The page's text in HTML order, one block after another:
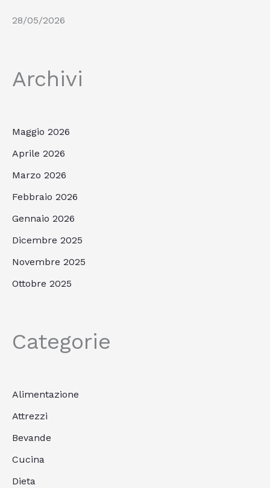
28/05/2026
Archivi
Maggio 2026
Aprile 2026
Marzo 2026
Febbraio 2026
Gennaio 2026
Dicembre 2025
Novembre 2025
Ottobre 2025
Categorie
Alimentazione
Attrezzi
Bevande
Cucina
Dieta